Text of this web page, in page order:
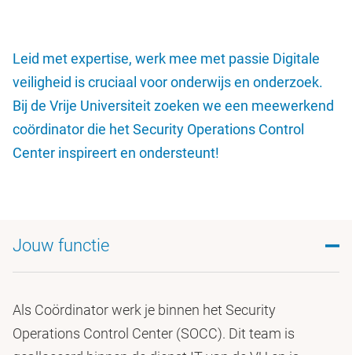
Leid met expertise, werk mee met passie Digitale
veiligheid is cruciaal voor onderwijs en onderzoek.
Bij de Vrije Universiteit zoeken we een meewerkend
coördinator die het Security Operations Control
Center inspireert en ondersteunt!
Jouw functie
Als Coördinator werk je binnen het Security
Operations Control Center (SOCC). Dit team is